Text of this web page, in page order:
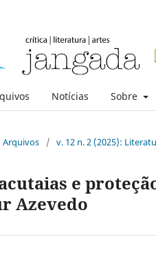
Notícias Sobre
Arquivos / v. 12 n. 2 (2025):
e
Azevedo